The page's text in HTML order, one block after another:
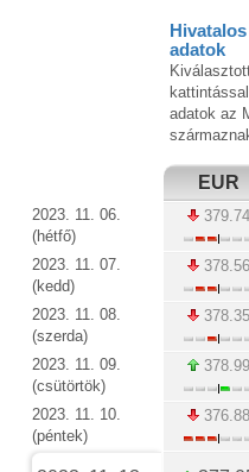
adatok
adatok az
EUR
2023. 11. 06.
(hétfő)
379.74
2023. 11. 07.
(kedd)
378.56
2023. 11. 08.
(szerda)
378.35
2023. 11. 09.
(csütörtök)
378.99
2023. 11. 10.
(péntek)
376.88